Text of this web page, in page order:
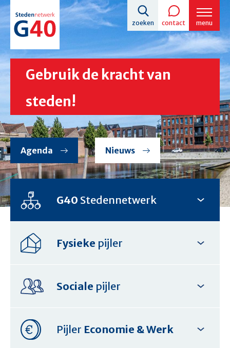
Overslaan
en
naar
inhoud
zoeken contact menu
Gebruik de kracht van
steden!
Agenda Nieuws
G40 Stedennetwerk
Fysieke pijler
Sociale pijler
Pijler Economie & Werk